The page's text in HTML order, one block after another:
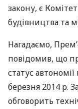
закону, є
будівництва та
Нагадаємо,
повідомив, що
статус
березня 2014 р.
обговорить